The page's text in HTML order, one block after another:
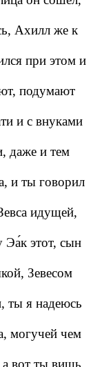
Ахилл же к
при этом и
подумают
и с внуками
даже и тем
и ты говорил
идущей,
Эа́к этот, сын
Зевесом
ты я надеюсь
могучей чем